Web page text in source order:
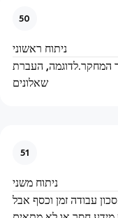
50
ניתוח ראשוני
המחקר.לדוגמה, העברת
שאלונים
51
ניתוח משני
עבודה זמן וכסף אבל